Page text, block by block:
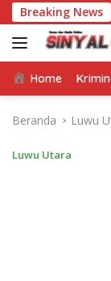
Langsung
ke
konten
Breaking News
Menuju Industri
Home
Beranda Luwu
Luwu Utara